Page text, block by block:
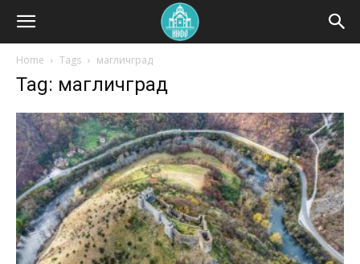
Home Tags магличград
Tag: магличград